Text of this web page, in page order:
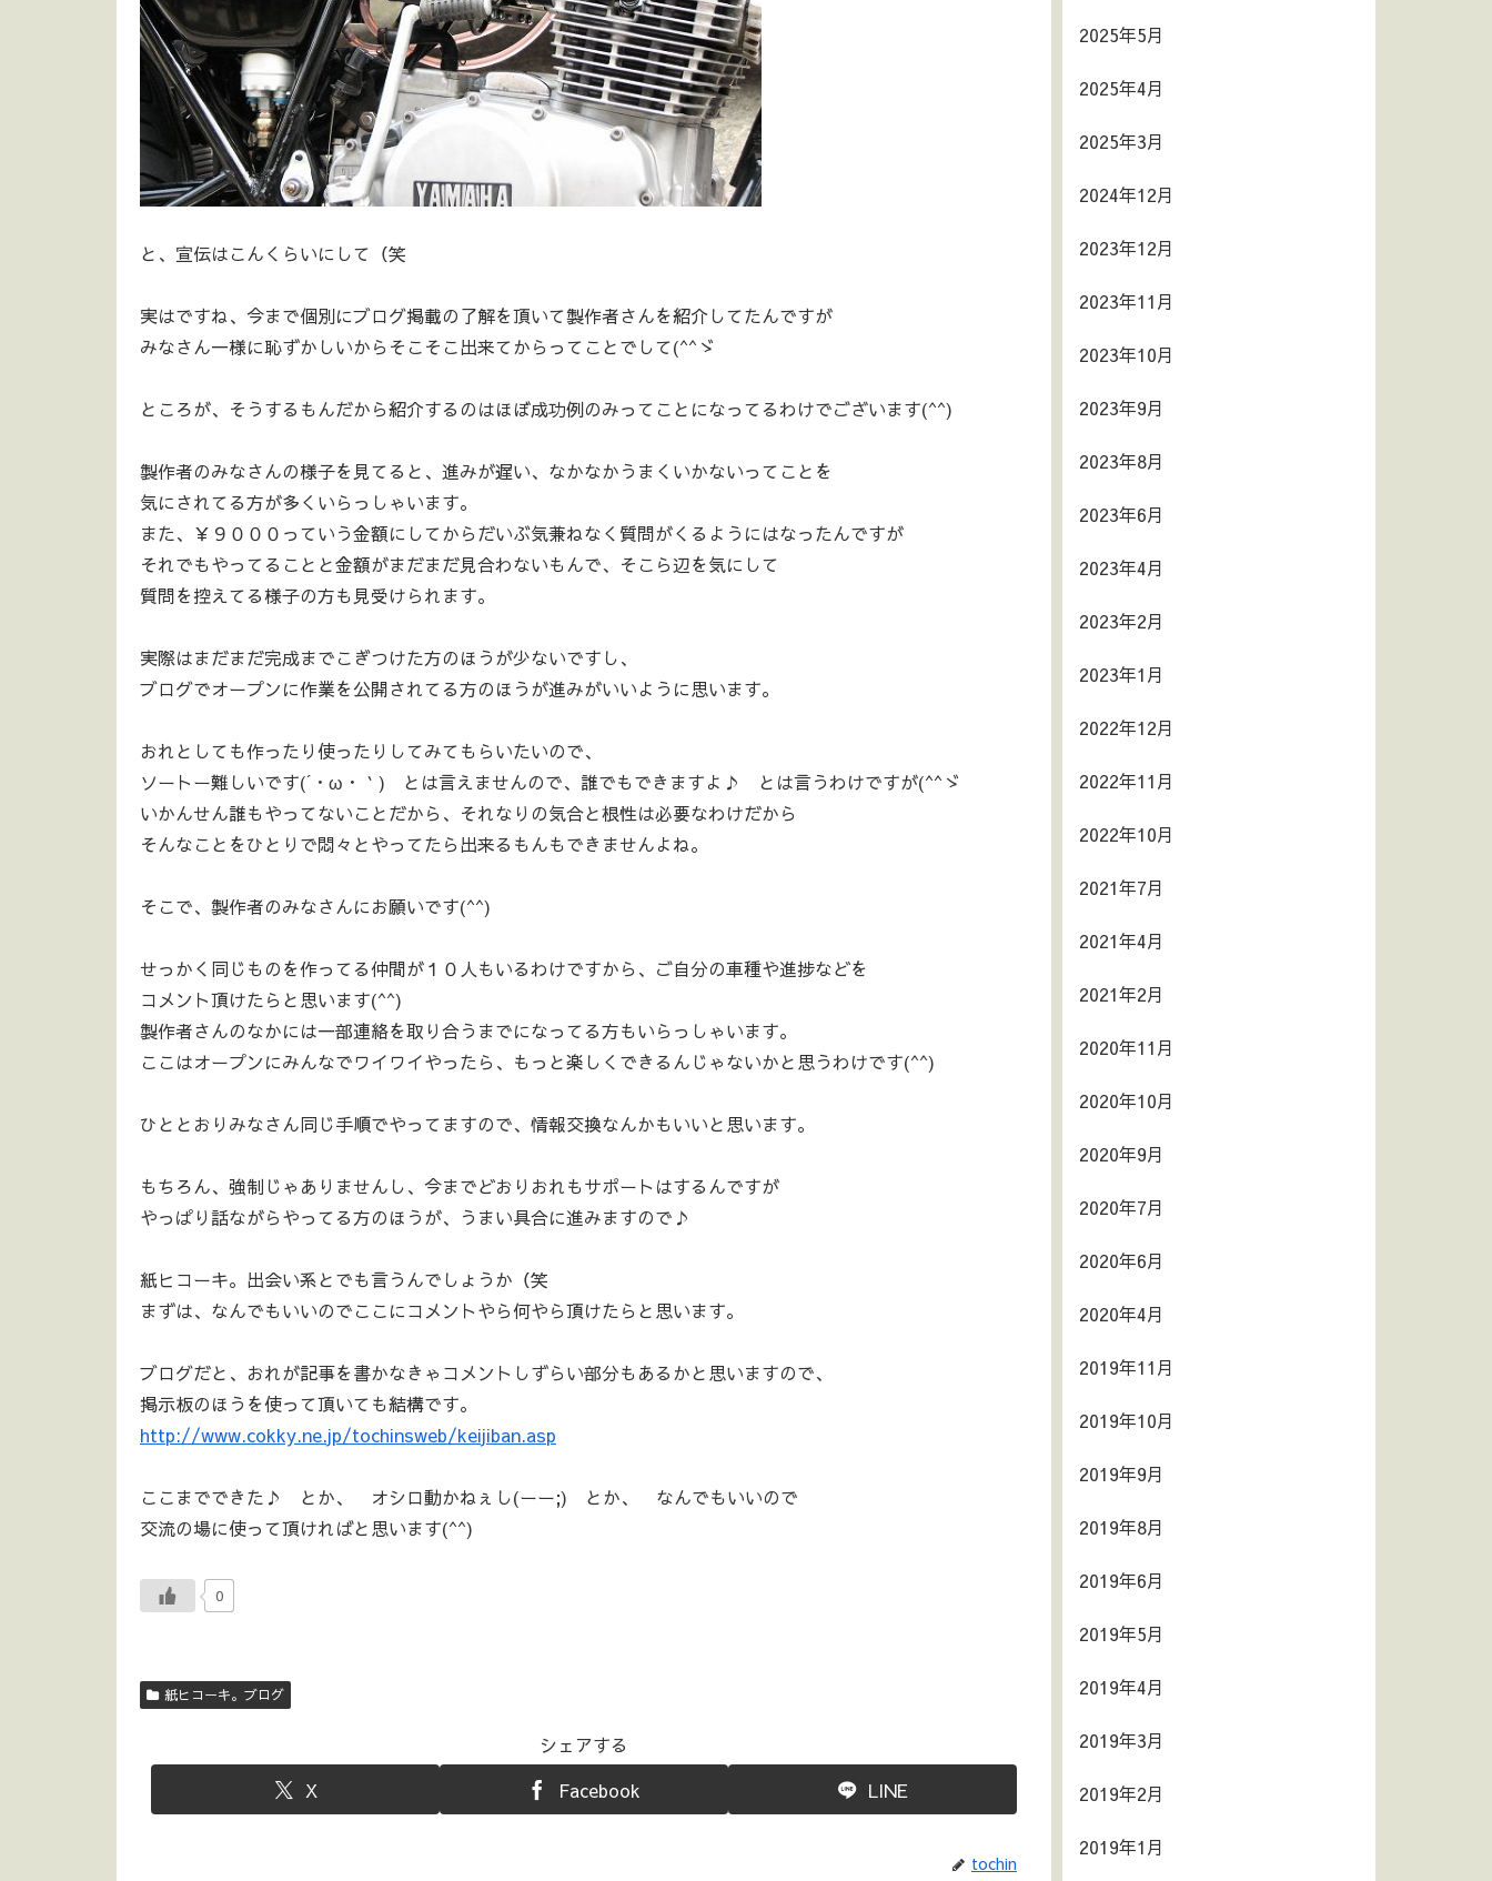
と、宣伝はこんくらいにして（笑
実はですね、今まで個別にブログ掲載の了解を頂いて製作者さんを紹介してたんですが
みなさん一様に恥ずかしいからそこそこ出来てからってことでして(^^ゞ
ところが、そうするもんだから紹介するのはほぼ成功例のみってことになってるわけでございます(^^)
製作者のみなさんの様子を見てると、進みが遅い、なかなかうまくいかないってことを
気にされてる方が多くいらっしゃいます。
また、￥９０００っていう金額にしてからだいぶ気兼ねなく質問がくるようにはなったんですが
それでもやってることと金額がまだまだ見合わないもんで、そこら辺を気にして
質問を控えてる様子の方も見受けられます。
実際はまだまだ完成までこぎつけた方のほうが少ないですし、
ブログでオープンに作業を公開されてる方のほうが進みがいいように思います。
おれとしても作ったり使ったりしてみてもらいたいので、
ソートー難しいです(´・ω・｀) とは言えませんので、誰でもできますよ♪ とは言うわけですが(^^ゞ
いかんせん誰もやってないことだから、それなりの気合と根性は必要なわけだから
そんなことをひとりで悶々とやってたら出来るもんもできませんよね。
そこで、製作者のみなさんにお願いです(^^)
せっかく同じものを作ってる仲間が１０人もいるわけですから、ご自分の車種や進捗などを
コメント頂けたらと思います(^^)
製作者さんのなかには一部連絡を取り合うまでになってる方もいらっしゃいます。
ここはオープンにみんなでワイワイやったら、もっと楽しくできるんじゃないかと思うわけです(^^)
ひととおりみなさん同じ手順でやってますので、情報交換なんかもいいと思います。
もちろん、強制じゃありませんし、今までどおりおれもサポートはするんですが
やっぱり話ながらやってる方のほうが、うまい具合に進みますので♪
紙ヒコーキ。出会い系とでも言うんでしょうか（笑
まずは、なんでもいいのでここにコメントやら何やら頂けたらと思います。
ブログだと、おれが記事を書かなきゃコメントしずらい部分もあるかと思いますので、
掲示板のほうを使って頂いても結構です。
http://www.cokky.ne.jp/tochinsweb/keijiban.asp
ここまでできた♪ とか、 オシロ動かねぇし(ーー;) とか、 なんでもいいので
交流の場に使って頂ければと思います(^^)
0
紙ヒコーキ。ブログ
シェアする
X
Facebook LINE
tochin
2025年5月
2025年4月
2025年3月
2024年12月
2023年12月
2023年11月
2023年10月
2023年9月
2023年8月
2023年6月
2023年4月
2023年2月
2023年1月
2022年12月
2022年11月
2022年10月
2021年7月
2021年4月
2021年2月
2020年11月
2020年10月
2020年9月
2020年7月
2020年6月
2020年4月
2019年11月
2019年10月
2019年9月
2019年8月
2019年6月
2019年5月
2019年4月
2019年3月
2019年2月
2019年1月